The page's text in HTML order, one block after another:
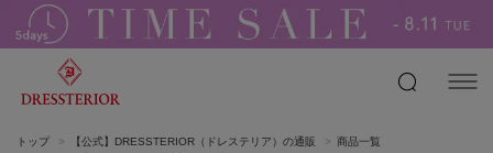
トップ 【公式】DRESSTERIOR（ドレステリア）の通販 商品一覧